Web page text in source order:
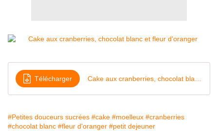
Télécharger
#Petites douceurs sucrées #cake #moelleux #cranberries
#chocolat blanc #fleur d'oranger #petit dejeuner